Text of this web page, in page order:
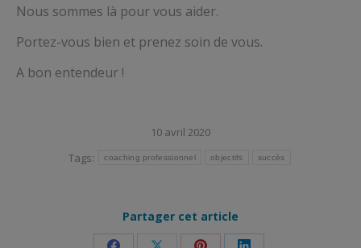
Nous sommes là pour vous aider.
Portez-vous bien et prenez soin de vous.
A bon entendeur !
10 avril 2020
Tags:
coaching professionnel objectifs succès
Partager cet article